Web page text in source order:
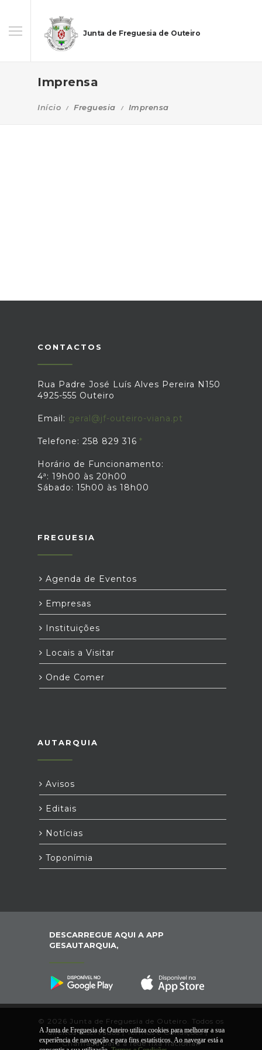
Junta de Freguesia de Outeiro
Imprensa
Início Freguesia Imprensa
CONTACTOS
Rua Padre José Luís Alves Pereira N150
4925-555 Outeiro
Email: geral@jf-outeiro-viana.pt
Telefone: 258 829 316
Horário de Funcionamento:
4ª: 19h00 às 20h00
Sábado: 15h00 às 18h00
FREGUESIA
Agenda de Eventos
Empresas
Instituições
Locais a Visitar
Onde Comer
AUTARQUIA
Avisos
Editais
Notícias
Toponímia
DESCARREGUE AQUI A APP
GESAUTARQUIA,
© 2026 Junta de Freguesia de Outeiro. Todos os
direitos reservados |Termos e Condições| *
Chamada para a rede fixa nacional.
A Junta de Freguesia de Outeiro utiliza cookies para melhorar a sua
experiência de navegação e para fins estatísticos. Ao navegar está a